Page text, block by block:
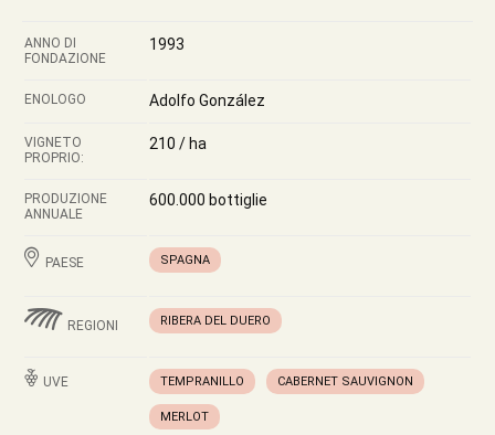
ANNO DI
FONDAZIONE
1993
ENOLOGO Adolfo González
VIGNETO
PROPRIO:
210 / ha
PRODUZIONE
ANNUALE
600.000 bottiglie
PAESE SPAGNA
REGIONI RIBERA DEL DUERO
UVE TEMPRANILLO CABERNET SAUVIGNON
MERLOT